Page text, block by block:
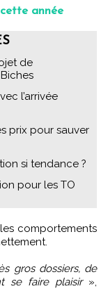
année
de
l’arrivée
prix pour sauver
si tendance ?
pour les TO
gros dossiers, de
se faire plaisir»,